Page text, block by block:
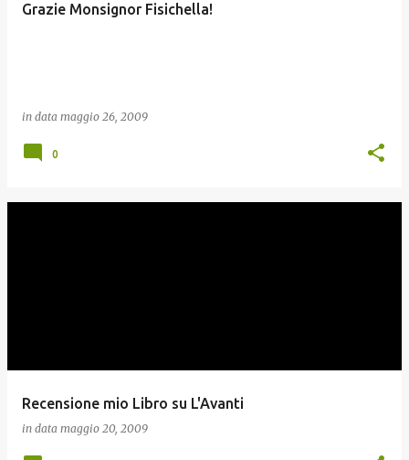
Grazie Monsignor Fisichella!
in data maggio 26, 2009
0
Recensione mio Libro su L'Avanti
in data maggio 20, 2009